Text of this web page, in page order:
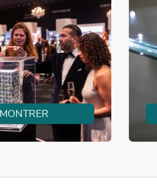
MONTRER